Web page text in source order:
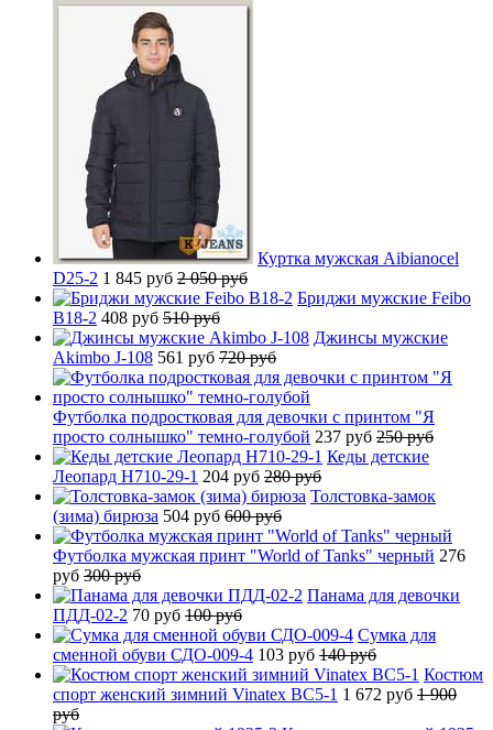
Куртка мужская Aibianocel
D25-2 1 845 руб 2 050 руб
Бриджи мужские Feibo
B18-2 408 руб 510 руб
Джинсы мужские
Akimbo J-108 561 руб 720 руб
Футболка подростковая для девочки с принтом "Я
просто солнышко" темно-голубой 237 руб 250 руб
Кеды детские
Леопард H710-29-1 204 руб 280 руб
Толстовка-замок
(зима) бирюза 504 руб 600 руб
Футболка мужская принт "World of Tanks" черный 276
руб 300 руб
Панама для девочки
ПДД-02-2 70 руб 100 руб
Сумка для
сменной обуви СДО-009-4 103 руб 140 руб
Костюм
спорт женский зимний Vinatex BC5-1 1 672 руб 1 900
руб